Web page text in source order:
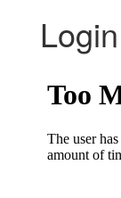
Login